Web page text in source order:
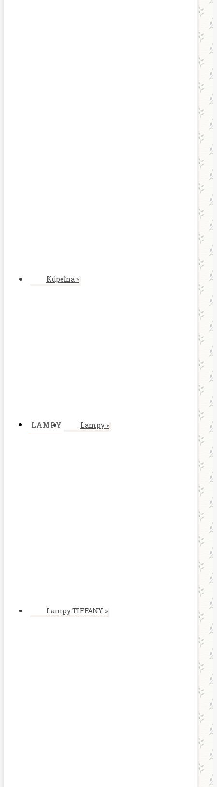
Kúpeľna »
LAMPY Lampy »
Lampy TIFFANY »